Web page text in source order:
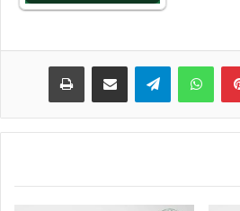
بينتيريستواتساب تيلقرام مشاركة عبر البريد طباعة